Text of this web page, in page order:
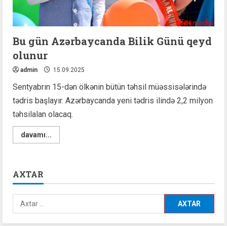
Bu gün Azərbaycanda Bilik Günü qeyd
olunur
admin 15.09.2025
Sentyabrın 15-dən ölkənin bütün təhsil müəssisələrində
tədris başlayır. Azərbaycanda yeni tədris ilində 2,2 milyon
təhsilalan olacaq.
davamı...
more
Günü
AXTAR
Axtarış: